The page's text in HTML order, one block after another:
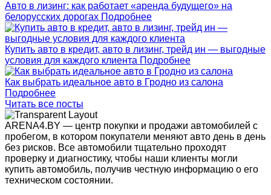
Авто в лизинг: как работает «аренда будущего» на
белорусских дорогах Подробнее
Купить авто в кредит, авто в лизинг, трейд ин — выгодные
условия для каждого клиента Подробнее
Как выбрать идеальное авто в Гродно из салона
Подробнее
Читать все посты
ARENA4.BY — центр покупки и продажи автомобилей с
пробегом, в котором покупатели меняют авто день в день
без рисков. Все автомобили тщательно проходят
проверку и диагностику, чтобы наши клиенты могли
купить автомобиль, получив честную информацию о его
техническом состоянии.